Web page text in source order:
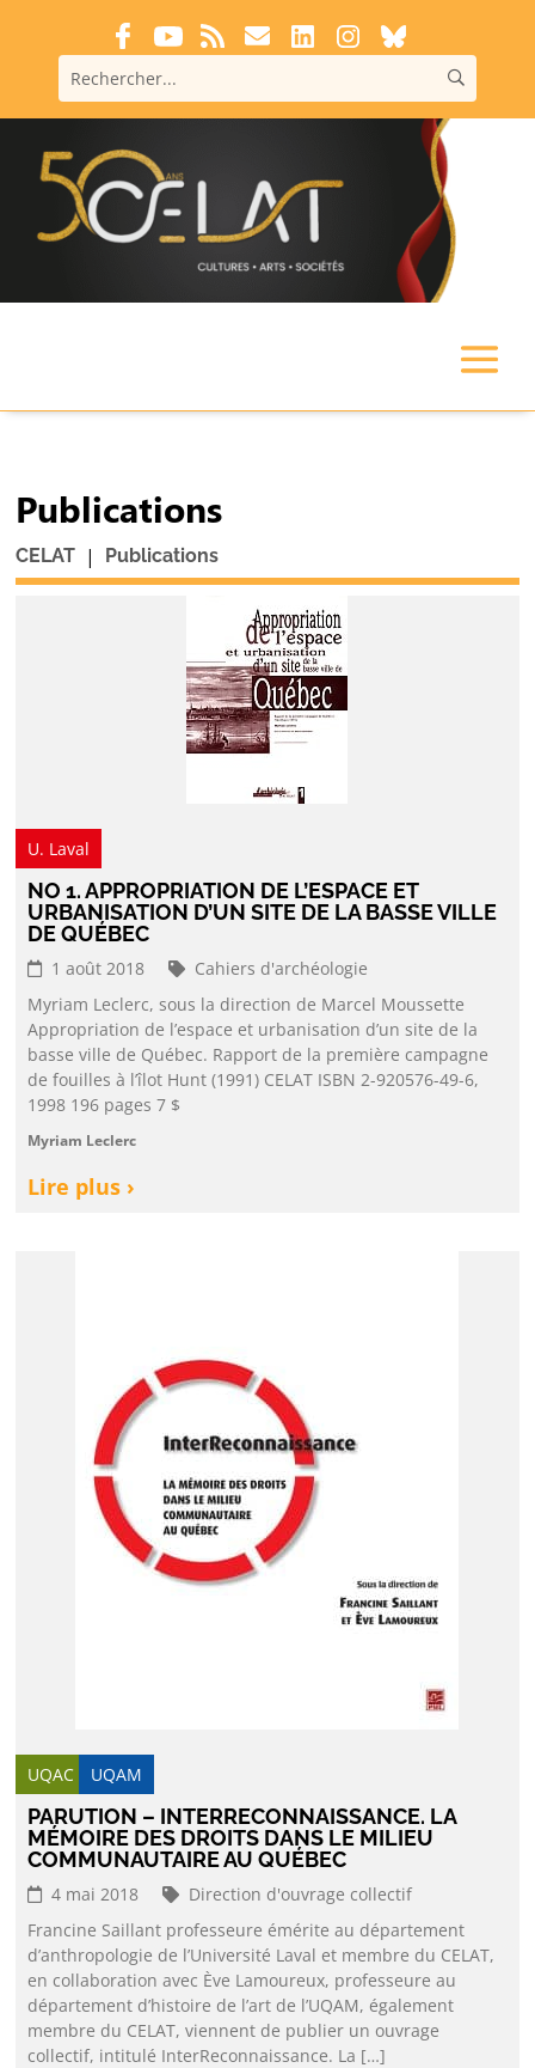
Publications
CELAT | Publications
U. Laval
NO 1. APPROPRIATION DE L’ESPACE ET
URBANISATION D’UN SITE DE LA BASSE VILLE
DE QUÉBEC
1 août 2018
Cahiers d'archéologie
Myriam Leclerc, sous la direction de Marcel Moussette
Appropriation de l’espace et urbanisation d’un site de la
basse ville de Québec. Rapport de la première campagne
de fouilles à l’îlot Hunt (1991) CELAT ISBN 2-920576-49-6,
1998 196 pages 7 $
Myriam Leclerc
Lire plus ›
UQAC UQAM
PARUTION – INTERRECONNAISSANCE. LA
MÉMOIRE DES DROITS DANS LE MILIEU
COMMUNAUTAIRE AU QUÉBEC
4 mai 2018
Direction d'ouvrage collectif
Francine Saillant professeure émérite au département
d’anthropologie de l’Université Laval et membre du CELAT,
en collaboration avec Ève Lamoureux, professeure au
département d’histoire de l’art de l’UQAM, également
membre du CELAT, viennent de publier un ouvrage
collectif, intitulé InterReconnaissance. La […]